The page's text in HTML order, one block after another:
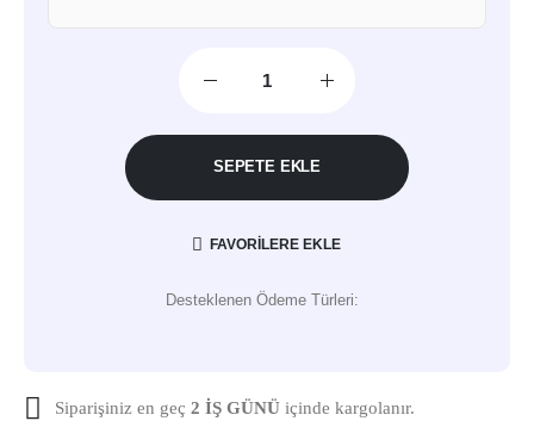
SEPETE EKLE
FAVORILERE EKLE
Desteklenen Ödeme Türleri:
Siparişiniz en geç 2 İŞ GÜNÜ içinde kargolanır.